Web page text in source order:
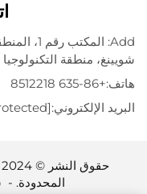
شويينغ، منطقة التكنولوجيا
هاتف:+86-635 8512218
البريد الإلكتروني:[email protected]
المحدودة. -